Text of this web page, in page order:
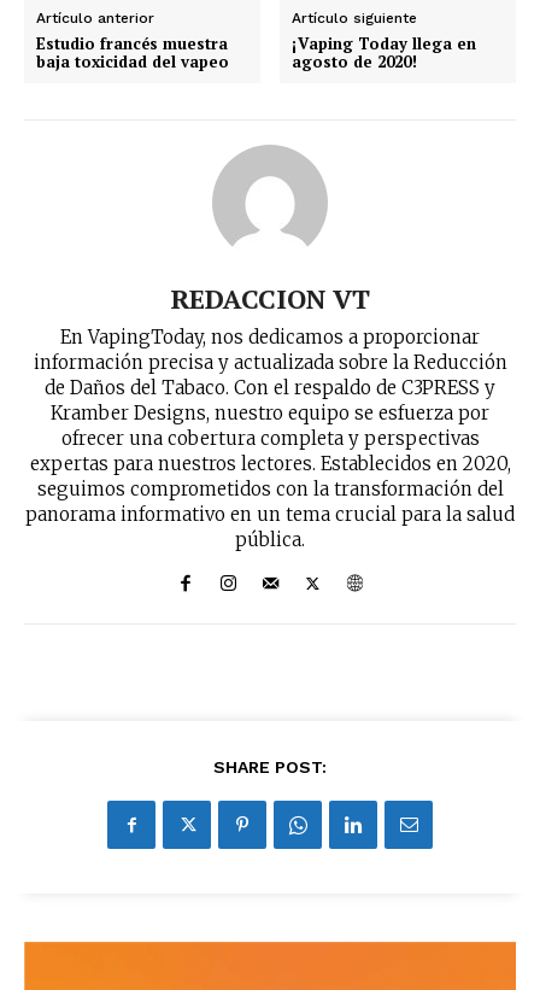
Artículo anterior
Estudio francés muestra
baja toxicidad del vapeo
Artículo siguiente
¡Vaping Today llega en
agosto de 2020!
REDACCION VT
En VapingToday, nos dedicamos a proporcionar
información precisa y actualizada sobre la Reducción
de Daños del Tabaco. Con el respaldo de C3PRESS y
Kramber Designs, nuestro equipo se esfuerza por
ofrecer una cobertura completa y perspectivas
expertas para nuestros lectores. Establecidos en 2020,
seguimos comprometidos con la transformación del
panorama informativo en un tema crucial para la salud
pública.
SHARE POST: